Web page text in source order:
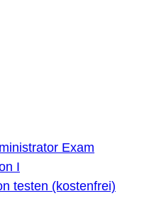
Exam
I
testen (kostenfrei)